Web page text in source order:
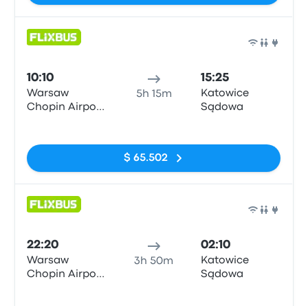
10:10
Warsaw
Chopin Airport
5h 15m
15:25
Katowice
Sądowa
$ 65.502
22:20
Warsaw
Chopin Airport
3h 50m
02:10
Katowice
Sądowa